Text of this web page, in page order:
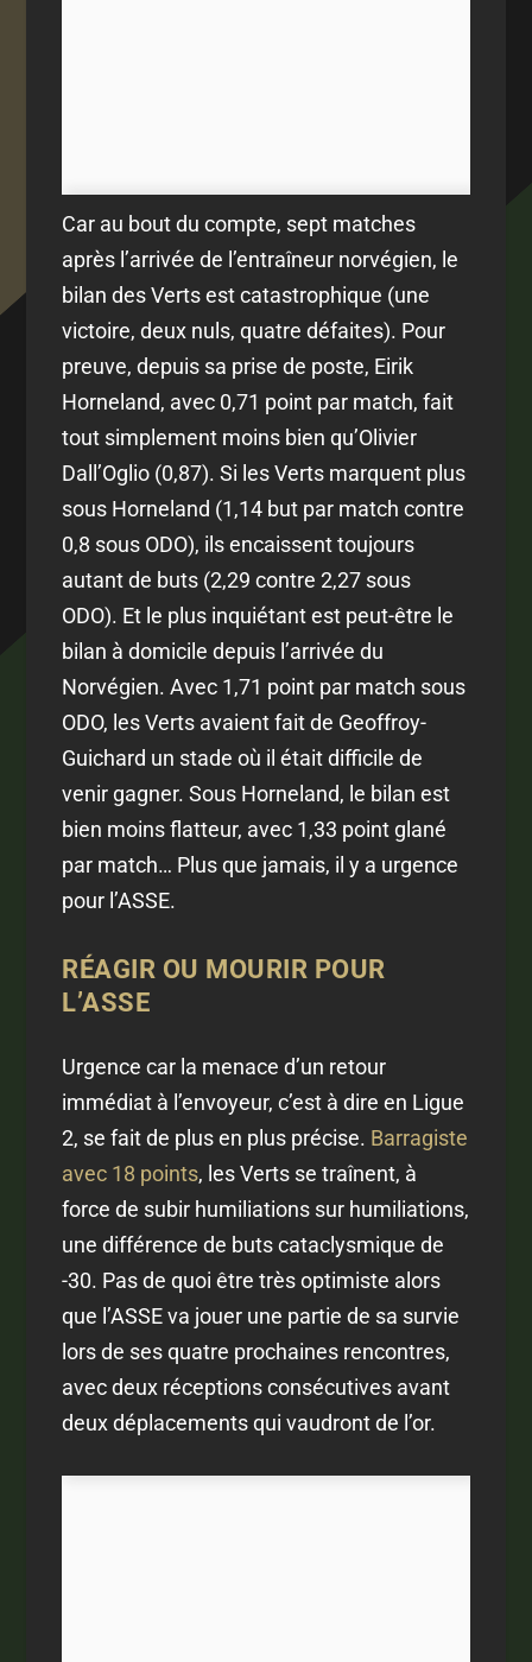
Car au bout du compte, sept matches
après l’arrivée de l’entraîneur norvégien, le
bilan des Verts est catastrophique (une
victoire, deux nuls, quatre défaites). Pour
preuve, depuis sa prise de poste, Eirik
Horneland, avec 0,71 point par match, fait
tout simplement moins bien qu’Olivier
Dall’Oglio (0,87). Si les Verts marquent plus
sous Horneland (1,14 but par match contre
0,8 sous ODO), ils encaissent toujours
autant de buts (2,29 contre 2,27 sous
ODO). Et le plus inquiétant est peut-être le
bilan à domicile depuis l’arrivée du
Norvégien. Avec 1,71 point par match sous
ODO, les Verts avaient fait de Geoffroy-
Guichard un stade où il était difficile de
venir gagner. Sous Horneland, le bilan est
bien moins flatteur, avec 1,33 point glané
par match… Plus que jamais, il y a urgence
pour l’ASSE.
RÉAGIR OU MOURIR POUR
L’ASSE
Urgence car la menace d’un retour
immédiat à l’envoyeur, c’est à dire en Ligue
2, se fait de plus en plus précise. Barragiste
avec 18 points, les Verts se traînent, à
force de subir humiliations sur humiliations,
une différence de buts cataclysmique de
-30. Pas de quoi être très optimiste alors
que l’ASSE va jouer une partie de sa survie
lors de ses quatre prochaines rencontres,
avec deux réceptions consécutives avant
deux déplacements qui vaudront de l’or.